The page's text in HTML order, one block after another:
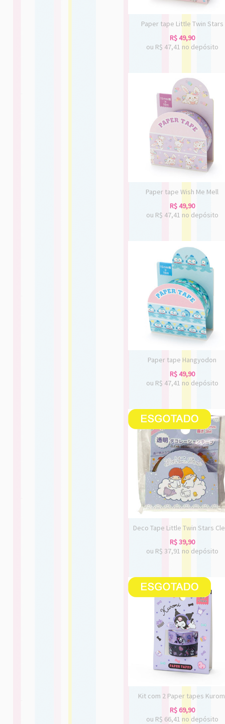
Paper tape Little Twin Stars
R$49,90
ou R$ 47,41 no depósito
Paper tape Wish Me Mell
R$49,90
ou R$ 47,41 no depósito
Paper tape Hangyodon
R$49,90
ou R$ 47,41 no depósito
Deco Tape Little Twin Stars
R$39,90
ou R$ 37,91 no depósito
Kit com 2 Paper tapes
R$69,90
ou R$ 66,41 no depósito